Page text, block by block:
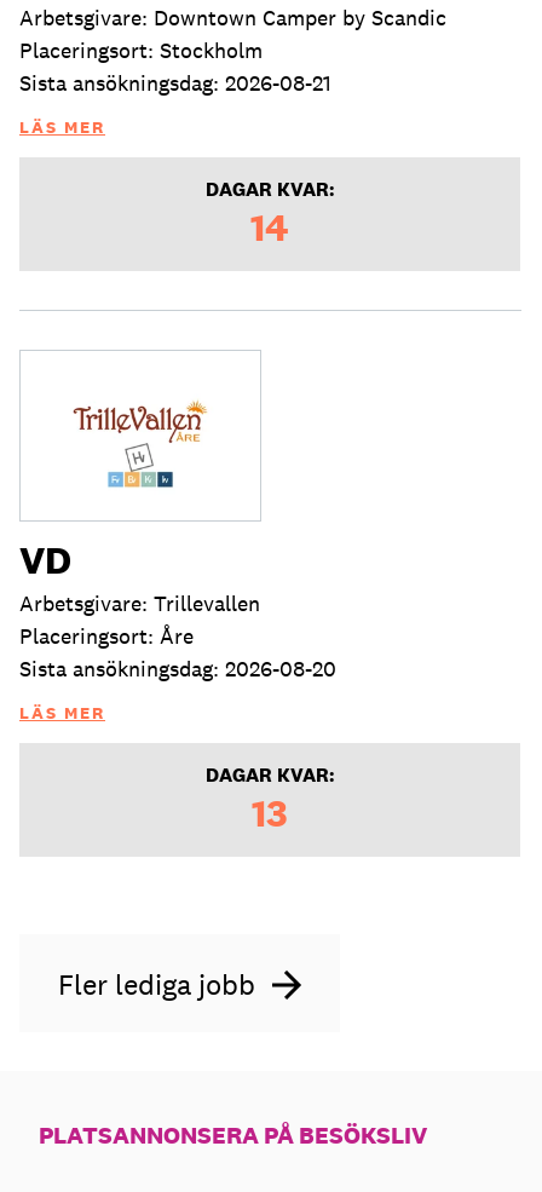
Arbetsgivare: Downtown Camper by Scandic
Placeringsort: Stockholm
Sista ansökningsdag: 2026-08-21
LÄS MER
DAGAR KVAR:
14
VD
Arbetsgivare: Trillevallen
Placeringsort: Åre
Sista ansökningsdag: 2026-08-20
LÄS MER
DAGAR KVAR:
13
Fler lediga jobb
PLATSANNONSERA PÅ BESÖKSLIV